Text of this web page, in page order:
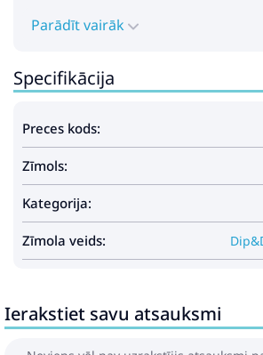
Parādīt vairāk
Specifikācija
Preces kods:
Zīmols:
Kategorija:
Zīmola veids:
Ierakstiet savu atsauksmi